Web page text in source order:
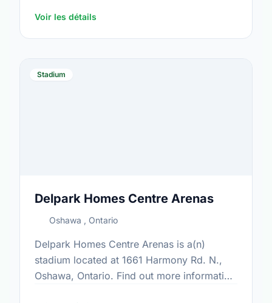
Voir les détails
Stadium
Delpark Homes Centre Arenas
Oshawa , Ontario
Delpark Homes Centre Arenas is a(n)
stadium located at 1661 Harmony Rd. N.,
Oshawa, Ontario. Find out more information